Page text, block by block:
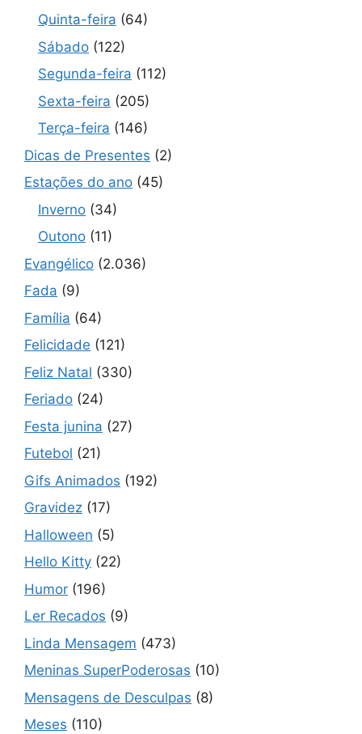
Quinta-feira (64)
Sábado (122)
Segunda-feira (112)
Sexta-feira (205)
Terça-feira (146)
Dicas de Presentes (2)
Estações do ano (45)
Inverno (34)
Outono (11)
Evangélico (2.036)
Fada (9)
Família (64)
Felicidade (121)
Feliz Natal (330)
Feriado (24)
Festa junina (27)
Futebol (21)
Gifs Animados (192)
Gravidez (17)
Halloween (5)
Hello Kitty (22)
Humor (196)
Ler Recados (9)
Linda Mensagem (473)
Meninas SuperPoderosas (10)
Mensagens de Desculpas (8)
Meses (110)